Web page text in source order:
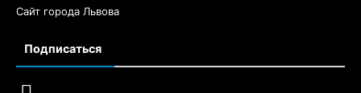
Сайт города Львова
Подписаться